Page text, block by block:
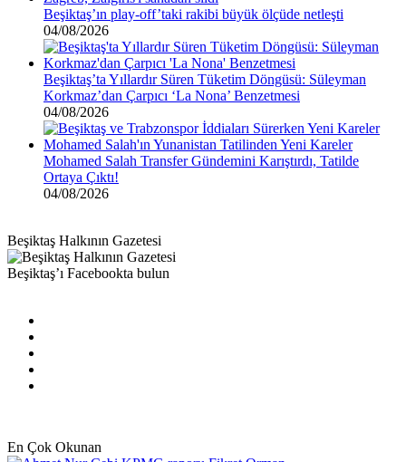
Beşiktaş’ın play-off’taki rakibi büyük ölçüde netleşti
04/08/2026
Beşiktaş’ta Yıllardır Süren Tüketim Döngüsü: Süleyman
Korkmaz’dan Çarpıcı ‘La Nona’ Benzetmesi
04/08/2026
Mohamed Salah Transfer Gündemini Karıştırdı, Tatilde
Ortaya Çıktı!
04/08/2026
Beşiktaş Halkının Gazetesi
Beşiktaş’ı Facebookta bulun
En Çok Okunan